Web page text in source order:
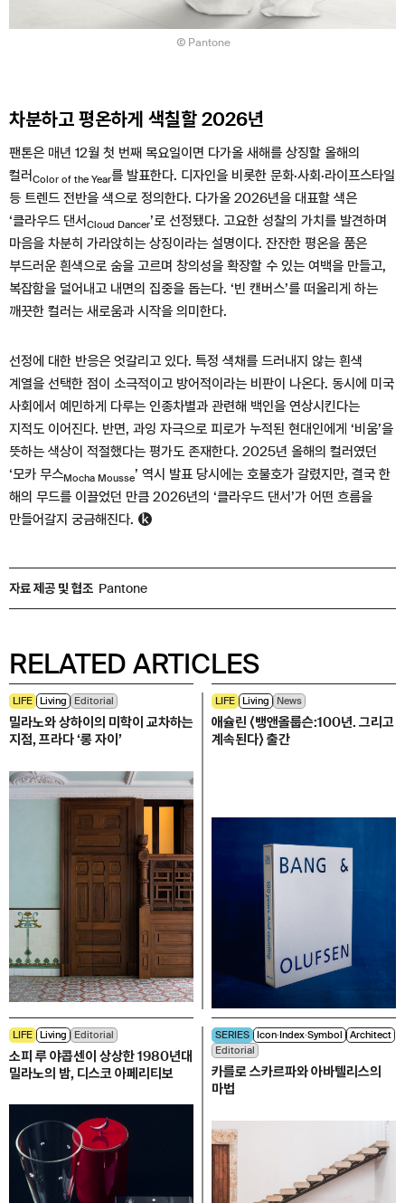
자료 제공 및 협조 Pantone
Pantone
차분하고 평온하게 색칠할 2026년
팬톤은 매년 12월 첫 번째 목요일이면 다가올 새해를 상징할 올해의
컬러 Color of the Year를 발표한다. 디자인을 비롯한 문화·사회·라이프스타일
등 트렌드 전반을 색으로 정의한다. 다가올 2026년을 대표할 색은
‘클라우드 댄서 Cloud Dancer’로 선정됐다. 고요한 성찰의 가치를 발견하며
마음을 차분히 가라앉히는 상징이라는 설명이다. 잔잔한 평온을 품은
부드러운 흰색으로 숨을 고르며 창의성을 확장할 수 있는 여백을 만들고,
복잡함을 덜어내고 내면의 집중을 돕는다. ‘빈 캔버스’를 떠올리게 하는
깨끗한 컬러는 새로움과 시작을 의미한다.
선정에 대한 반응은 엇갈리고 있다. 특정 색채를 드러내지 않는 흰색
계열을 선택한 점이 소극적이고 방어적이라는 비판이 나온다. 동시에 미국
사회에서 예민하게 다루는 인종차별과 관련해 백인을 연상시킨다는
지적도 이어진다. 반면, 과잉 자극으로 피로가 누적된 현대인에게 ‘비움’을
뜻하는 색상이 적절했다는 평가도 존재한다. 2025년 올해의 컬러였던
‘모카 무스Mocha Mousse’ 역시 발표 당시에는 호불호가 갈렸지만, 결국 한
해의 무드를 이끌었던 만큼 2026년의 ‘클라우드 댄서’가 어떤 흐름을
만들어갈지 궁금해진다.
RELATED ARTICLES
LIFE Living Editorial
밀라노와 상하이의 미학이 교차하는
지점, 프라다 ‘롱 자이’
LIFE Living News
애슐린 ⟨뱅앤올룹슨:100년. 그리고
계속된다⟩ 출간
LIFE Living Editorial
소피 루 야콥센이 상상한 1980년대
밀라노의 밤, 디스코 아페리티보
SERIES Icon∙Index∙Symbol
Architect
Editorial
카를로 스카르파와 아바텔리스의
마법